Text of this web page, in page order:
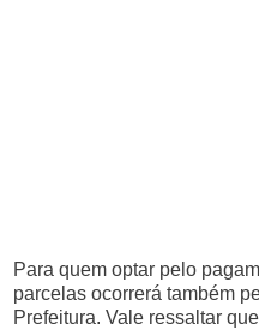
Para quem optar pelo
parcelas ocorrerá também
Prefeitura. Vale ressaltar